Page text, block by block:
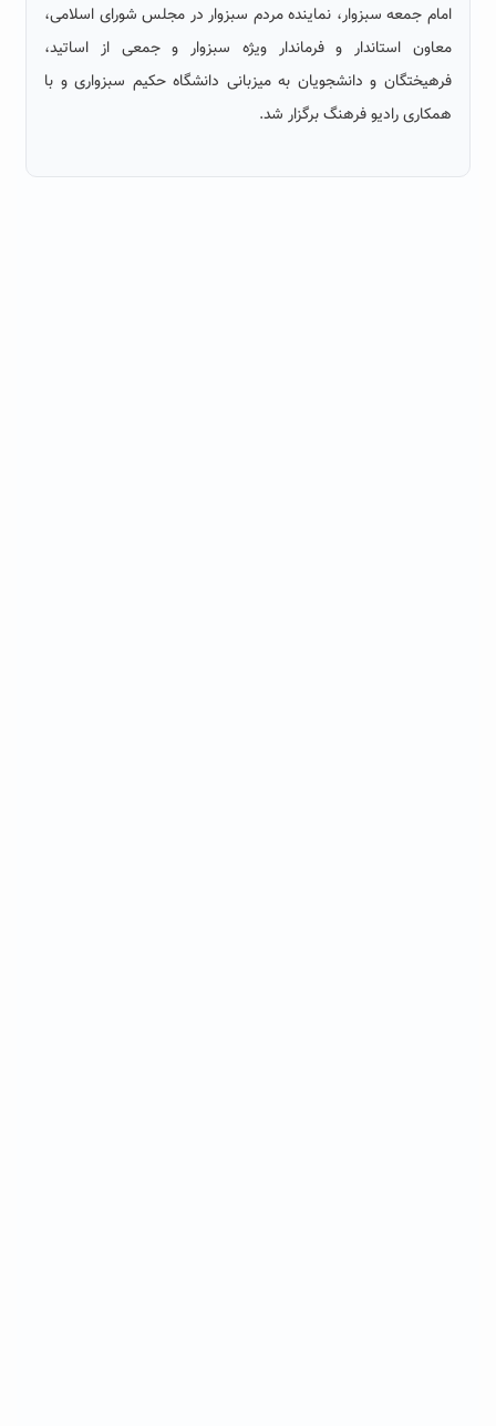
امام جمعه سبزوار، نماینده مردم سبزوار در مجلس شورای اسلامی،
معاون استاندار و فرماندار ویژه سبزوار و جمعی از اساتید،
فرهیختگان و دانشجویان به میزبانی دانشگاه حکیم سبزواری و با
همکاری رادیو فرهنگ برگزار شد.